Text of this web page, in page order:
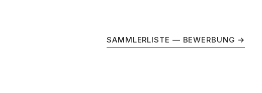
SAMMLERLISTE — BEWERBUNG →